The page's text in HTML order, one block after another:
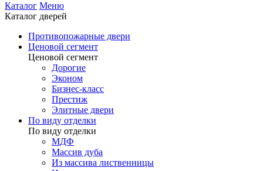
Каталог Меню
Каталог дверей
Противопожарные двери
Ценовой сегмент
Ценовой сегмент
Дорогие
Эконом
Бизнес-класс
Престиж
Элитные двери
По виду отделки
По виду отделки
МДФ
Массив дуба
Из массива лиственницы